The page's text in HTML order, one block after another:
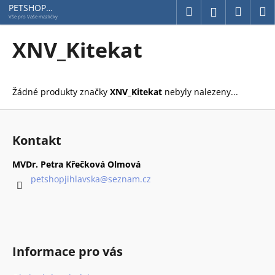
Přejít
na
obsah
PETSHOP
Jihlavská
Vše pro Vaše mazlíčky Hledat Přihlášení
XNV_Kitekat
Žádné produkty značky XNV_Kitekat nebyly nalezeny...
o
o
p
o
t
ř
e
b
u
t
e
Z
Kontakt
MVDr. Petra Křečková Olmová
petshopjihlavska@seznam.cz
Informace pro vás